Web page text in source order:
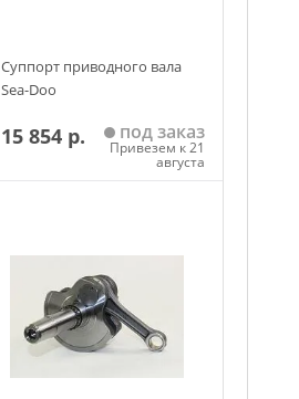
Суппорт приводного вала
Sea-Doo
15 854 р. под заказ
Привезем к 21
августа